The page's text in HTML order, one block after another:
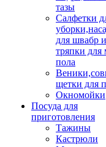
тазы
Салфетки
для швабр и
тряпки для
пола
щетки для
Окномойки
Посуда для
приготовления
Тажины
Кастрюли